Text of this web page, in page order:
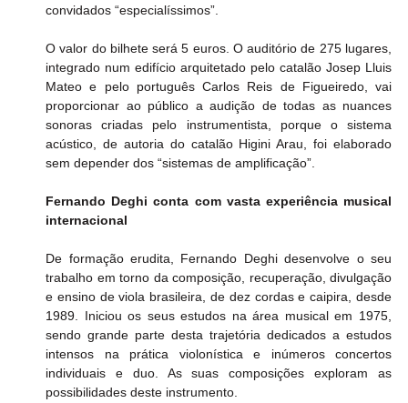
convidados “especialíssimos”.
O valor do bilhete será 5 euros. O auditório de 275 lugares,
integrado num edifício arquitetado pelo catalão Josep Lluis
Mateo e pelo português Carlos Reis de Figueiredo, vai
proporcionar ao público a audição de todas as nuances
sonoras criadas pelo instrumentista, porque o sistema
acústico, de autoria do catalão Higini Arau, foi elaborado
sem depender dos “sistemas de amplificação”.
Fernando Deghi conta com vasta experiência musical
internacional
De formação erudita, Fernando Deghi desenvolve o seu
trabalho em torno da composição, recuperação, divulgação
e ensino de viola brasileira, de dez cordas e caipira, desde
1989. Iniciou os seus estudos na área musical em 1975,
sendo grande parte desta trajetória dedicados a estudos
intensos na prática violonística e inúmeros concertos
individuais e duo. As suas composições exploram as
possibilidades deste instrumento.